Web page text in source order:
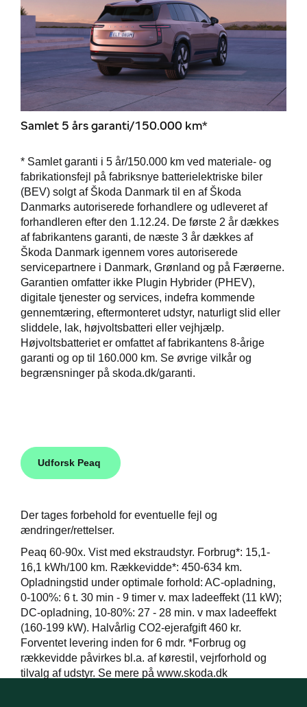
Samlet 5 års garanti/150.000 km*
* Samlet garanti i 5 år/150.000 km ved materiale- og
fabrikationsfejl på fabriksnye batterielektriske biler
(BEV) solgt af Škoda Danmark til en af Škoda
Danmarks autoriserede forhandlere og udleveret af
forhandleren efter den 1.12.24. De første 2 år dækkes
af fabrikantens garanti, de næste 3 år dækkes af
Škoda Danmark igennem vores autoriserede
servicepartnere i Danmark, Grønland og på Færøerne.
Garantien omfatter ikke Plugin Hybrider (PHEV),
digitale tjenester og services, indefra kommende
gennemtæring, eftermonteret udstyr, naturligt slid eller
sliddele, lak, højvoltsbatteri eller vejhjælp.
Højvoltsbatteriet er omfattet af fabrikantens 8-årige
garanti og op til 160.000 km. Se øvrige vilkår og
begrænsninger på skoda.dk/garanti.
Udforsk Peaq
Der tages forbehold for eventuelle fejl og
ændringer/rettelser.
Peaq 60-90x. Vist med ekstraudstyr. Forbrug*: 15,1-
16,1 kWh/100 km. Rækkevidde*: 450-634 km.
Opladningstid under optimale forhold: AC-opladning,
0-100%: 6 t. 30 min - 9 timer v. max ladeeffekt (11 kW);
DC-opladning, 10-80%: 27 - 28 min. v max ladeeffekt
(160-199 kW). Halvårlig CO2-ejerafgift 460 kr.
Forventet levering inden for 6 mdr. *Forbrug og
rækkevidde påvirkes bl.a. af kørestil, vejrforhold og
tilvalg af udstyr. Se mere på www.skoda.dk